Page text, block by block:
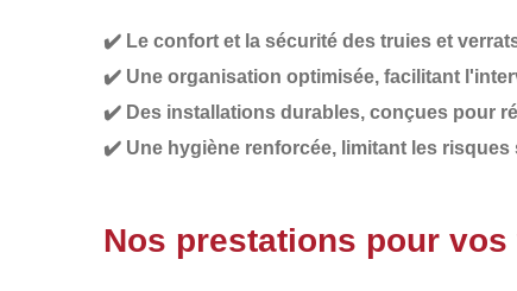
✔️ Le confort et la sécurité des truies et
✔️ Une organisation optimisée, facilitant
✔️ Des installations durables, conçues pour
✔️ Une hygiène renforcée, limitant les
Nos prestations pour